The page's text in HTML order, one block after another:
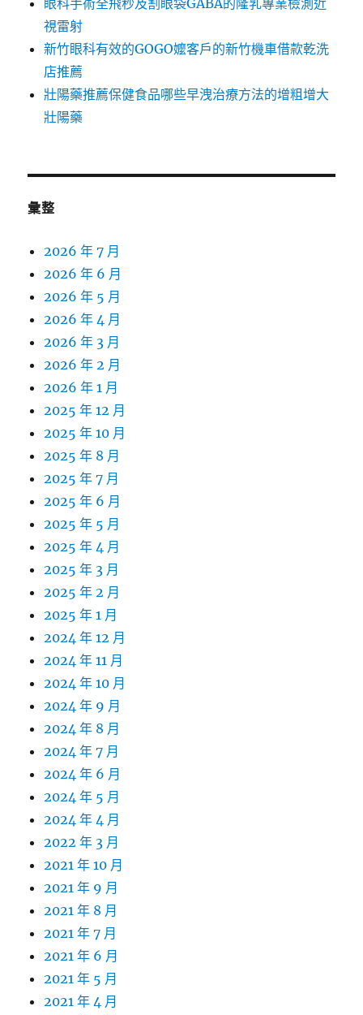
眼科手術全飛秒及割眼袋GABA的隆乳專業檢測近
視雷射
新竹眼科有效的GOGO嬤客戶的新竹機車借款乾洗
店推薦
壯陽藥推薦保健食品哪些早洩治療方法的增粗增大
壯陽藥
彙整
2026 年 7 月
2026 年 6 月
2026 年 5 月
2026 年 4 月
2026 年 3 月
2026 年 2 月
2026 年 1 月
2025 年 12 月
2025 年 10 月
2025 年 8 月
2025 年 7 月
2025 年 6 月
2025 年 5 月
2025 年 4 月
2025 年 3 月
2025 年 2 月
2025 年 1 月
2024 年 12 月
2024 年 11 月
2024 年 10 月
2024 年 9 月
2024 年 8 月
2024 年 7 月
2024 年 6 月
2024 年 5 月
2024 年 4 月
2022 年 3 月
2021 年 10 月
2021 年 9 月
2021 年 8 月
2021 年 7 月
2021 年 6 月
2021 年 5 月
2021 年 4 月